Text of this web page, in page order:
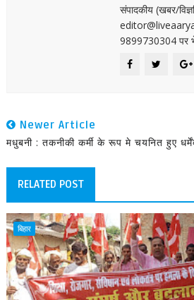
संपादकीय (खबर/
9899730304 पर
Newer Article
मधुबनी : तकनीकी कर्मी के रूप मे चयनित हुए
RELATED POST
बिहार